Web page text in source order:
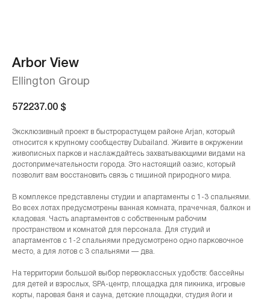
Arbor View
Ellington Group
572237.00 $
Эксклюзивный проект в быстрорастущем районе Arjan, который
относится к крупному сообществу Dubailand. Живите в окружении
живописных парков и наслаждайтесь захватывающими видами на
достопримечательности города. Это настоящий оазис, который
позволит вам восстановить связь с тишиной природного мира.
В комплексе представлены студии и апартаменты с 1-3 спальнями.
Во всех лотах предусмотрены ванная комната, прачечная, балкон и
кладовая. Часть апартаментов с собственным рабочим
пространством и комнатой для персонала. Для студий и
апартаментов с 1-2 спальнями предусмотрено одно парковочное
место, а для лотов с 3 спальнями — два.
На территории большой выбор первоклассных удобств: бассейны
для детей и взрослых, SPA-центр, площадка для пикника, игровые
корты, паровая баня и сауна, детские площадки, студия йоги и